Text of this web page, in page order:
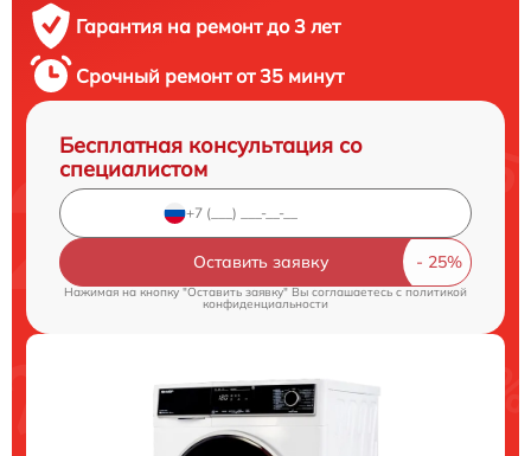
Гарантия на ремонт до 3 лет
Срочный ремонт от 35 минут
Бесплатная консультация со
специалистом
Оставить заявку
Нажимая на кнопку "Оставить заявку" Вы соглашаетесь cполитикой
конфиденциальности